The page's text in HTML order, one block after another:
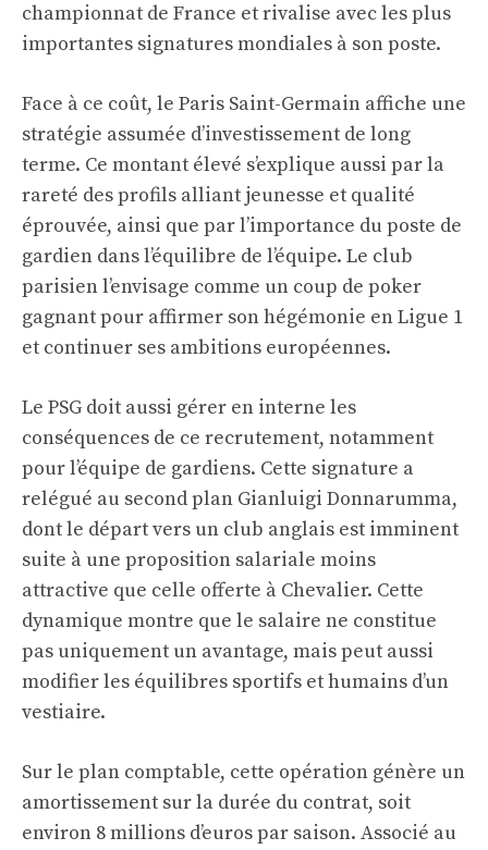
championnat de France et rivalise avec les plus
importantes signatures mondiales à son poste.
Face à ce coût, le Paris Saint-Germain affiche une
stratégie assumée d’investissement de long
terme. Ce montant élevé s’explique aussi par la
rareté des profils alliant jeunesse et qualité
éprouvée, ainsi que par l’importance du poste de
gardien dans l’équilibre de l’équipe. Le club
parisien l’envisage comme un coup de poker
gagnant pour affirmer son hégémonie en Ligue 1
et continuer ses ambitions européennes.
Le PSG doit aussi gérer en interne les
conséquences de ce recrutement, notamment
pour l’équipe de gardiens. Cette signature a
relégué au second plan Gianluigi Donnarumma,
dont le départ vers un club anglais est imminent
suite à une proposition salariale moins
attractive que celle offerte à Chevalier. Cette
dynamique montre que le salaire ne constitue
pas uniquement un avantage, mais peut aussi
modifier les équilibres sportifs et humains d’un
vestiaire.
Sur le plan comptable, cette opération génère un
amortissement sur la durée du contrat, soit
environ 8 millions d’euros par saison. Associé au